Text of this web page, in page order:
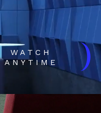
WATCH
ANYTIME
)